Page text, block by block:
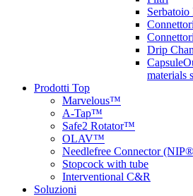
Connettori
Drip
Capsule
materials
Prodotti Top
Marvelous™
A-Tap™
Safe2 Rotator™
OLAV™
Needlefree Connector
Stopcock with tube
Interventional C&R
Soluzioni